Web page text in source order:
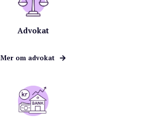
Advokat
Mer om advokat